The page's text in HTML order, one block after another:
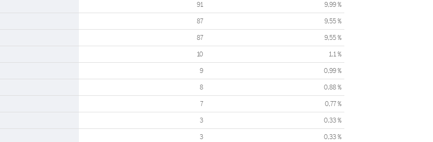
91 9,99 %
87 9,55 %
87 9,55 %
10 1,1 %
9 0,99 %
8 0,88 %
7 0,77 %
3 0,33 %
3 0,33 %